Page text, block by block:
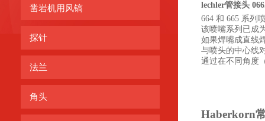
凿岩机用风镐
探针
法兰
角头
lechler管接头
664 和 665 系列
该喷嘴系列已成
如果焊嘴成直线
与喷头的中心线
通过在不同角度
Haberkorn